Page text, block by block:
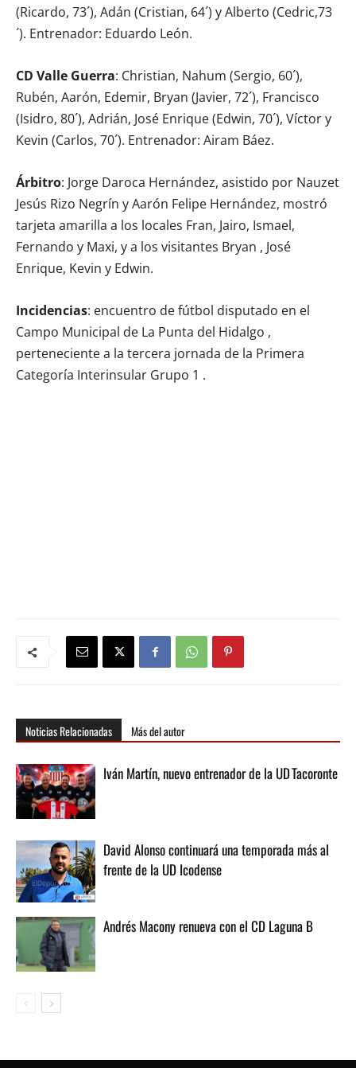
(Ricardo, 73´), Adán (Cristian, 64´) y Alberto (Cedric,73
´). Entrenador: Eduardo León.
CD Valle Guerra: Christian, Nahum (Sergio, 60´),
Rubén, Aarón, Edemir, Bryan (Javier, 72´), Francisco
(Isidro, 80´), Adrián, José Enrique (Edwin, 70´), Víctor y
Kevin (Carlos, 70´). Entrenador: Airam Báez.
Árbitro: Jorge Daroca Hernández, asistido por Nauzet
Jesús Rizo Negrín y Aarón Felipe Hernández, mostró
tarjeta amarilla a los locales Fran, Jairo, Ismael,
Fernando y Maxi, y a los visitantes Bryan , José
Enrique, Kevin y Edwin.
Incidencias: encuentro de fútbol disputado en el
Campo Municipal de La Punta del Hidalgo ,
perteneciente a la tercera jornada de la Primera
Categoría Interinsular Grupo 1 .
Noticias Relacionadas Más del autor
Iván Martín, nuevo entrenador de la UD Tacoronte
David Alonso continuará una temporada más al
frente de la UD Icodense
Andrés Macony renueva con el CD Laguna B